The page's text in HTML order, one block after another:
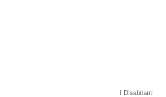
I Disabitanti